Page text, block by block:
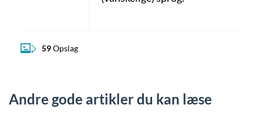
59Opslag
Andre gode artikler du kan læse